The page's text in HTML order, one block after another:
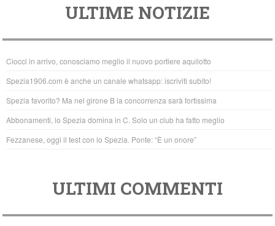
e
b
o
o
k
er
at
s
A
p
p
ULTIME NOTIZIE
Ciocci in arrivo, conosciamo meglio il nuovo portiere aquilotto
Spezia1906.com è anche un canale whatsapp: iscriviti subito!
Spezia favorito? Ma nel girone B la concorrenza sarà fortissima
Abbonamenti, lo Spezia domina in C. Solo un club ha fatto meglio
Fezzanese, oggi il test con lo Spezia. Ponte: “È un onore”
ULTIMI COMMENTI